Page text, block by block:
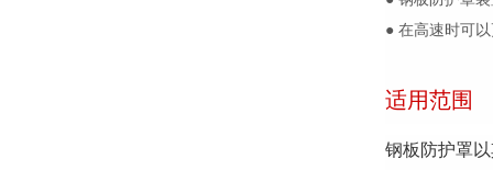
● 在高速时可
适用范围
钢板防护罩